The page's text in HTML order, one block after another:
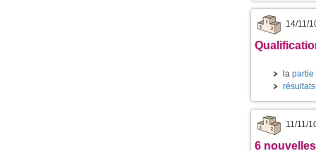
14/11/
la partie
11/11/
6